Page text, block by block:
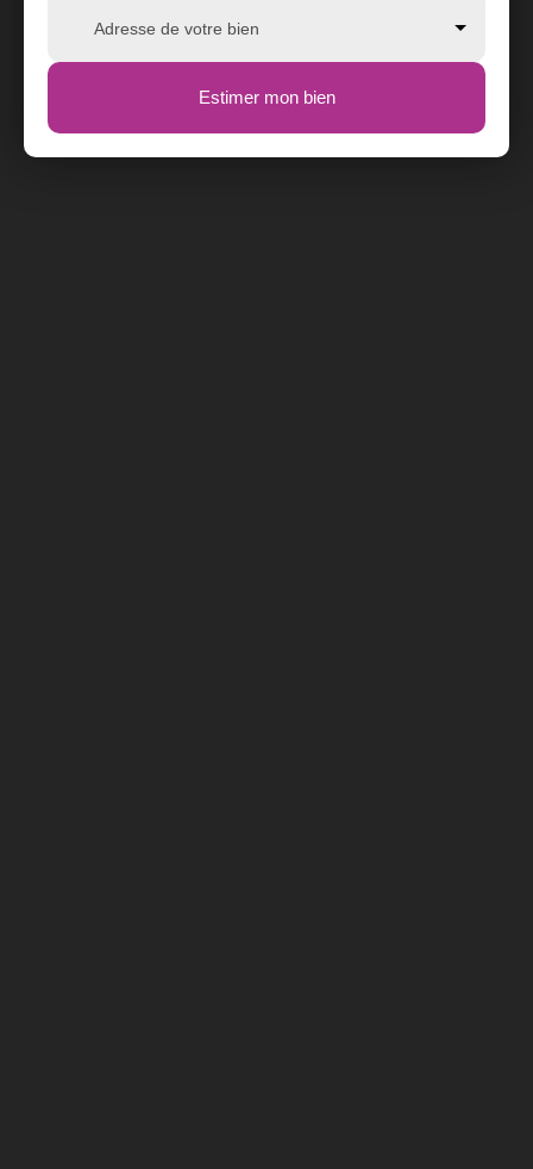
Adresse de votre bien
Estimer mon bien